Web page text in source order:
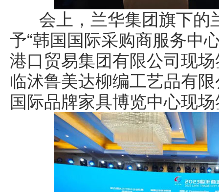
会上，兰华集团旗下的
予“韩国国际采购商服务中
港口贸易集团有限公司现
临沭鲁美达柳编工艺品有
国际品牌家具博览中心现